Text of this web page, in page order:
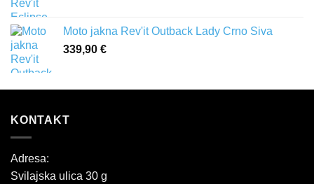
Moto jakna Rev'it Outback Lady Crno Siva
339,90 €
KONTAKT
Adresa:
Svilajska ulica 30 g